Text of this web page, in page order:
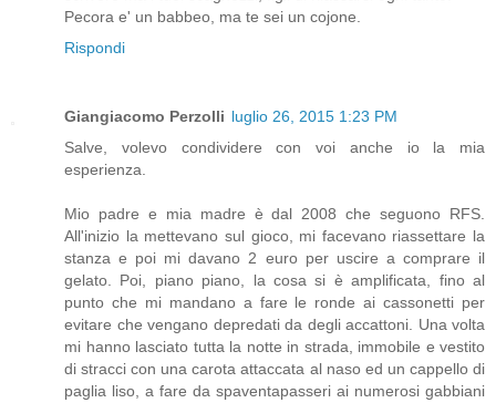
Pecora e' un babbeo, ma te sei un cojone.
Rispondi
Giangiacomo Perzolli luglio 26, 2015 1:23 PM
Salve, volevo condividere con voi anche io la mia
esperienza.
Mio padre e mia madre è dal 2008 che seguono RFS.
All'inizio la mettevano sul gioco, mi facevano riassettare la
stanza e poi mi davano 2 euro per uscire a comprare il
gelato. Poi, piano piano, la cosa si è amplificata, fino al
punto che mi mandano a fare le ronde ai cassonetti per
evitare che vengano depredati da degli accattoni. Una volta
mi hanno lasciato tutta la notte in strada, immobile e vestito
di stracci con una carota attaccata al naso ed un cappello di
paglia liso, a fare da spaventapasseri ai numerosi gabbiani